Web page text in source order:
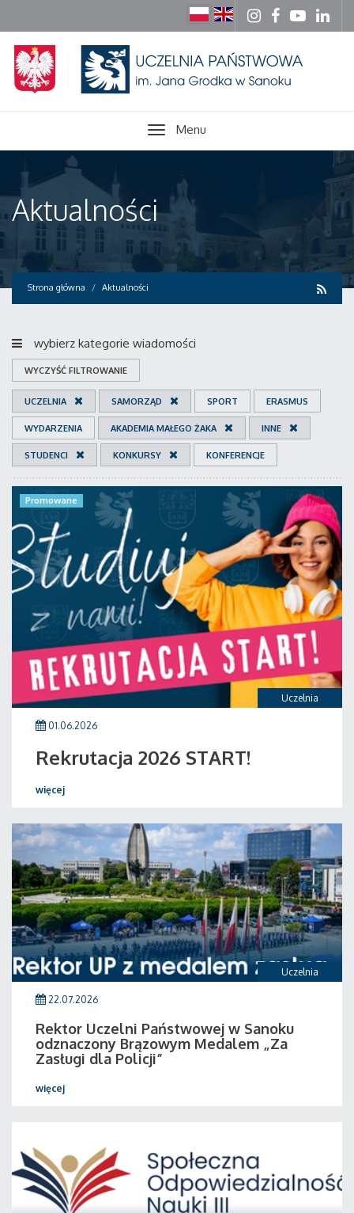
Menu
Aktualności
Strona główna Aktualności
wybierz kategorie wiadomości
WYCZYŚĆ FILTROWANIE
UCZELNIA SAMORZĄD SPORT ERASMUS
WYDARZENIA AKADEMIA MAŁEGO ŻAKA INNE
STUDENCI KONKURSY KONFERENCJE
Uczelnia
Promowane
01.06.2026
Rekrutacja 2026 START!
więcej
Uczelnia
22.07.2026
Rektor Uczelni Państwowej w Sanoku
odznaczony Brązowym Medalem „Za
Zasługi dla Policji”
więcej